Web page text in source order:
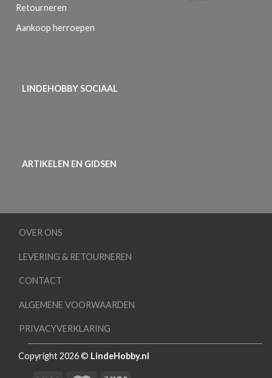
Retourneren
Aankoop herroepen
LINDEHOBBY SOCIAAL
ARTIKELEN EN GIDSEN
OVER ONS
LEVERING & RETOURNEREN
CONTACT
ALGEMENE VOORWAARDEN
PRIVACYVERKLARING
Copyright 2026 © LindeHobby.nl